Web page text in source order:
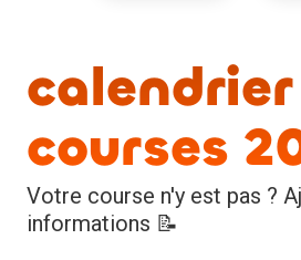
courses
Votre course n'y est pas ?
informations 📝